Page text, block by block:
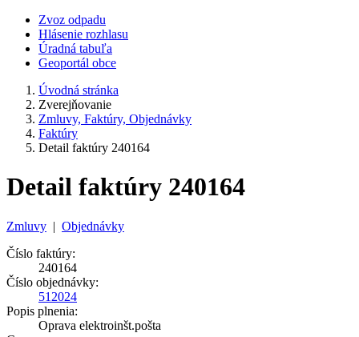
Zvoz odpadu
Hlásenie rozhlasu
Úradná tabuľa
Geoportál obce
Úvodná stránka
Zverejňovanie
Zmluvy, Faktúry, Objednávky
Faktúry
Detail faktúry 240164
Detail faktúry 240164
Zmluvy | Objednávky
Číslo faktúry:
240164
Číslo objednávky:
512024
Popis plnenia:
Oprava elektroinšt.pošta